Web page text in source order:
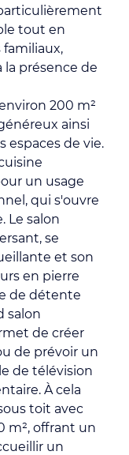
tout en
familiaux,
la présence de
200 m²
ainsi
espaces de vie.
un usage
qui s'ouvre
Le salon
se
et son
en pierre
de détente
salon
de créer
de prévoir un
de télévision
À cela
toit avec
m², offrant un
un